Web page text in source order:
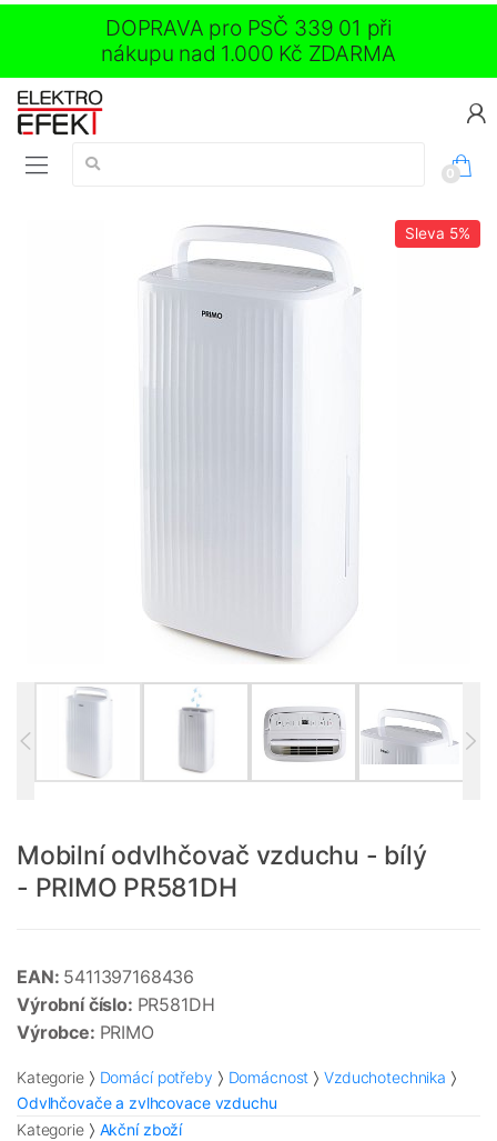
DOPRAVA pro PSČ 339 01 při
nákupu nad 1.000 Kč ZDARMA
Vyhledávání:
0
Sleva 5%
Mobilní odvlhčovač vzduchu - bílý
- PRIMO PR581DH
EAN: 5411397168436
Výrobní číslo: PR581DH
Výrobce: PRIMO
Kategorie Domácí potřeby Domácnost
Vzduchotechnika
Odvlhčovače a zvlhcovace vzduchu
Kategorie
Akční zboží